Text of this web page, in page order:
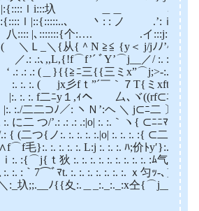
i:::圦 ＿＿ ﾑ
､ 丶: : ノ .’:ｉ:::i:i
个:…. .イ:::j:|:::|:ｌ:|::/
{＾N ≧≦ {y＜ j/jﾉﾉ’^´
ﾞY’⌒j__／/ :. :. :.｀
ﾆ三{{三ミx”⌒j;>‐:.､:. :. :
fｔ”´￣｀７T{ミxft_…,;ﾉ:.
１,ｨヘ 厶､ヾ((rf⊂ﾆﾆj: :.j
: ヽＮ’:ヘ ＼ j⊂ﾆ二 〕:.{
.: .: .:|o| :. :.｀ヽ{ ⊂ﾆﾆﾏ:. :{
:. :. :. :.|o| :. :. :. :{ ⊂二¨ﾊ-､:,
:. :. :. L:j :. :. :. ﾊ;价ﾄy′}:.ﾊ{
狄 :. :. :. :. :. :. :. :. :. :ﾑ气{⌒j/:.
t. :. :. :. :. :. :. :. ｘ匀ｯ-､}^´: :.
{{夊:.＿_:._:._:x仝{⌒j__,ﾉ ､: :.